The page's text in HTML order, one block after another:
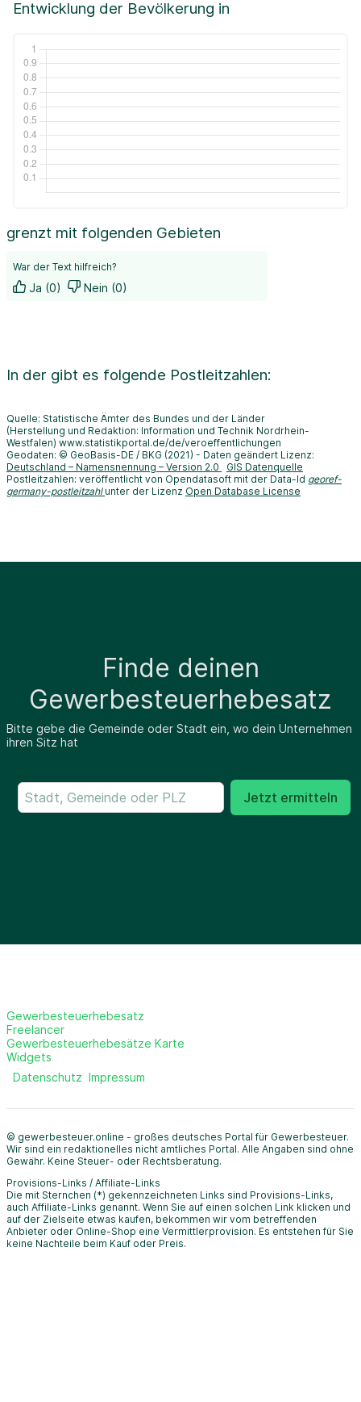
Entwicklung der Bevölkerung in
grenzt mit folgenden Gebieten
War der Text hilfreich?
Ja (0) Nein (0)
In der gibt es folgende Postleitzahlen:
Quelle: Statistische Ämter des Bundes und der Länder
(Herstellung und Redaktion: Information und Technik Nordrhein-
Westfalen) www.statistikportal.de/de/veroeffentlichungen
Geodaten: © GeoBasis-DE / BKG (2021) - Daten geändert Lizenz:
Deutschland – Namensnennung – Version 2.0
GIS Datenquelle
Postleitzahlen: veröffentlicht von Opendatasoft mit der Data-Id georef-
germany-postleitzahl unter der Lizenz Open Database License
Finde deinen
Gewerbesteuerhebesatz
Bitte gebe die Gemeinde oder Stadt ein, wo dein Unternehmen
ihren Sitz hat
Jetzt ermitteln
Gewerbesteuerhebesatz
Freelancer
Gewerbesteuerhebesätze Karte
Widgets
Datenschutz Impressum
© gewerbesteuer.online - großes deutsches Portal für Gewerbesteuer.
Wir sind ein redaktionelles nicht amtliches Portal. Alle Angaben sind ohne
Gewähr. Keine Steuer- oder Rechtsberatung.
Provisions-Links / Affiliate-Links
Die mit Sternchen (*) gekennzeichneten Links sind Provisions-Links,
auch Affiliate-Links genannt. Wenn Sie auf einen solchen Link klicken und
auf der Zielseite etwas kaufen, bekommen wir vom betreffenden
Anbieter oder Online-Shop eine Vermittlerprovision. Es entstehen für Sie
keine Nachteile beim Kauf oder Preis.